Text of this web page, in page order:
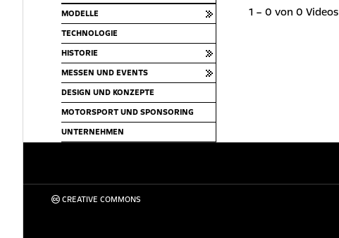
MODELLE
TECHNOLOGIE
HISTORIE
MESSEN UND EVENTS
DESIGN UND KONZEPTE
MOTORSPORT UND SPONSORING
UNTERNEHMEN
1 – 0 von 0 Videos
CREATIVE COMMONS